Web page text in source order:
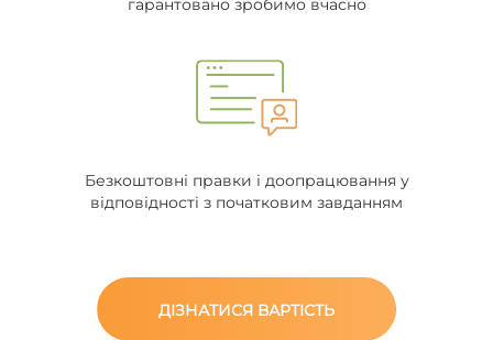
гарантовано зробимо вчасно
Безкоштовні правки і доопрацювання у
відповідності з початковим завданням
ДІЗНАТИСЯ ВАРТІСТЬ